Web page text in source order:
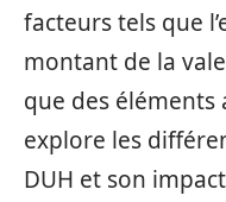
facteurs tels que
montant de la
que des éléments
explore les
DUH et son